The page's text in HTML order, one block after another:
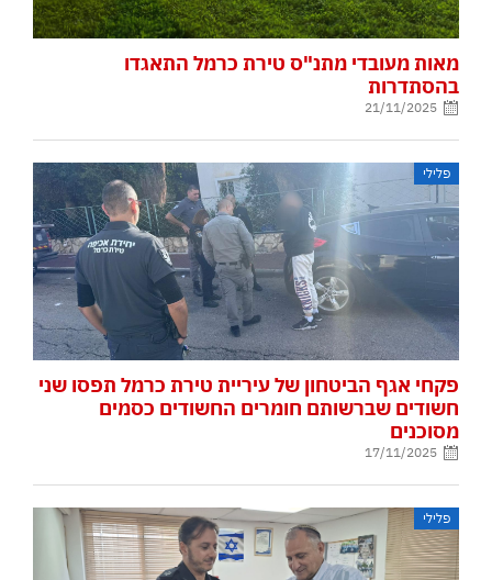
מאות מעובדי מתנ"ס טירת כרמל התאגדו
בהסתדרות
21/11/2025
פלילי
פקחי אגף הביטחון של עיריית טירת כרמל תפסו שני
חשודים שברשותם חומרים החשודים כסמים
מסוכנים
17/11/2025
פלילי